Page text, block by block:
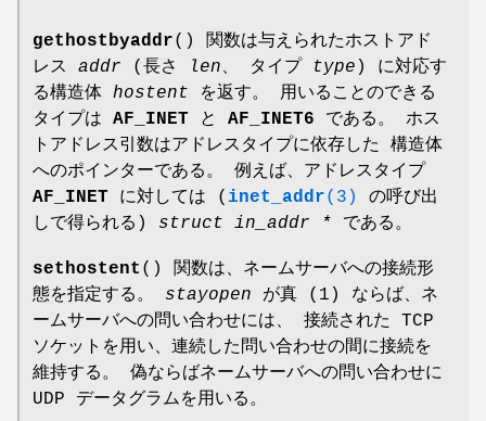
gethostbyaddr() 関数は与えられたホストアド
レス addr (長さ len、 タイプ type ) に対応す
る構造体 hostent を返す。 用いることのできる
タイプは AF_INET と AF_INET6 である。 ホス
トアドレス引数はアドレスタイプに依存した 構造体
へのポインターである。 例えば、アドレスタイプ
AF_INET に対しては ( inet_addr(3)
の呼び出
しで得られる) struct in_addr * である。
sethostent () 関数は、ネームサーバへの接続形
態を指定する。 stayopen が真 (1) ならば、ネ
ームサーバへの問い合わせには、 接続された TCP
ソケットを用い、連続した問い合わせの間に接続を
維持する。 偽ならばネームサーバへの問い合わせに
UDP データグラムを用いる。